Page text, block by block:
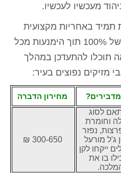
מעכשיו לעכשיו.
באחריות מקצועית
מלאה ובשאיפה לתוצאות של 100% תוך הימנעות מכל
תוכלו להתעדכן במהלך
מזיקים נפוצים בעיר:
מחירון הדברה
לסוג
וחומרת
נפזר
ג'ל מורעל
ייקחו לקן
בו את
300-650 ₪